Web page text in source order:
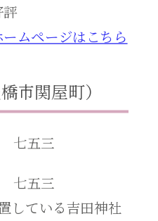
ムページはこちら
市関屋町）
している吉田神社